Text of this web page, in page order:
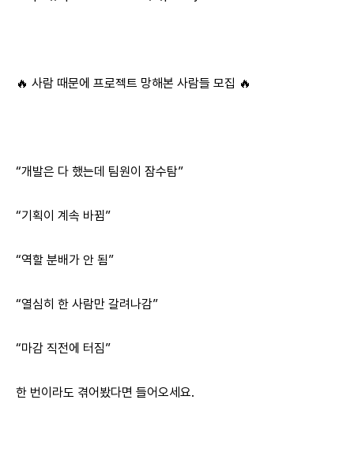
🔥 사람 때문에 프로젝트 망해본 사람들 모집 🔥
“개발은 다 했는데 팀원이 잠수탐”
“기획이 계속 바뀜”
“역할 분배가 안 됨”
“열심히 한 사람만 갈려나감”
“마감 직전에 터짐”
한 번이라도 겪어봤다면 들어오세요.